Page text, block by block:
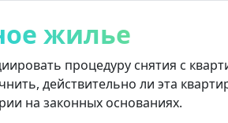
жилье
процедуру снятия с
действительно ли эта
на законных основаниях.